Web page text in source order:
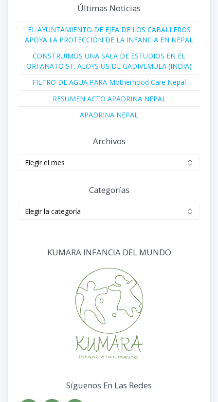
Últimas Noticias
EL AYUNTAMIENTO DE EJEA DE LOS CABALLEROS
APOYA LA PROTECCIÓN DE LA INFANCIA EN NEPAL
CONSTRUIMOS UNA SALA DE ESTUDIOS EN EL
ORFANATO ST. ALOYSIUS DE GADIVEMULA (INDIA)
FILTRO DE AGUA PARA Motherhood Care Nepal
RESUMEN ACTO APADRINA NEPAL
APADRINA NEPAL
Archivos
Categorías
KUMARA INFANCIA DEL MUNDO
Síguenos En Las Redes